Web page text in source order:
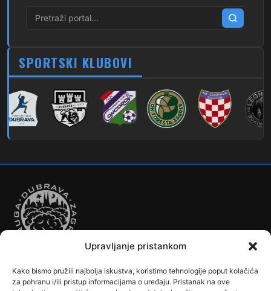
Upravljanje pristankom
Kako bismo pružili najbolja iskustva, koristimo tehnologije poput kolačića
za pohranu i/ili pristup informacijama o uređaju. Pristanak na ove
Dubec – Sesvete – Laktec
280 Dubec – Sesvete – Šimuncevec
212 Noćna – Dubec – Sesvete
SPORTSKI KLUBOVI
Autobusi Automobilizam Biciklizam
Borilački Sportovi